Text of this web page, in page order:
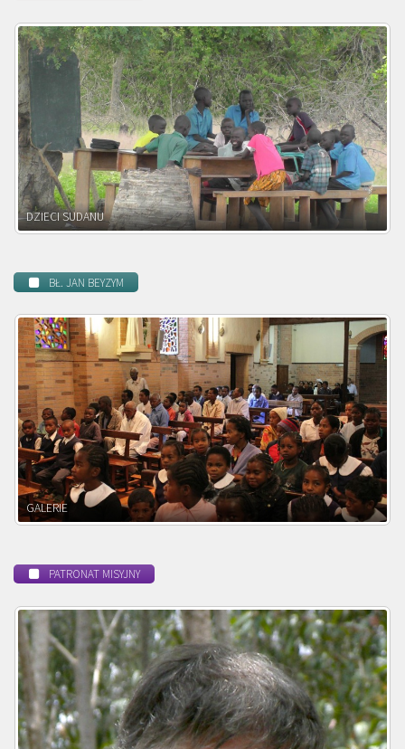
DZIECI ZAMBII
BŁ. JAN BEYZYM
POWOŁANIE MISYJNE
PATRONAT MISYJNY